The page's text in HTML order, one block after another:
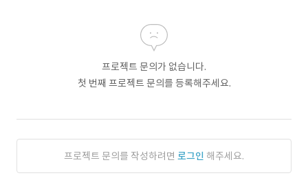
프로젝트 문의가 없습니다.
첫 번째 프로젝트 문의를 등록해주세요.
프로젝트 문의를 작성하려면 로그인 해주세요.